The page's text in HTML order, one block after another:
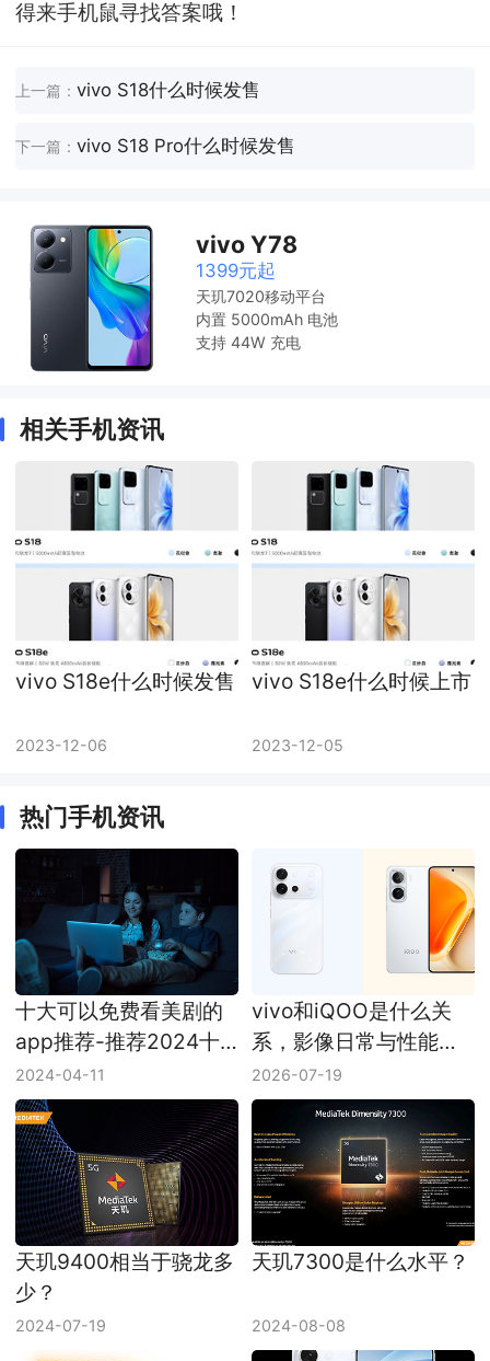
得来手机鼠寻找答案哦！
上一篇：vivo S18什么时候发售
下一篇：vivo S18 Pro什么时候发售
vivo Y78
1399元起
天玑7020移动平台
内置 5000mAh 电池
支持 44W 充电
相关手机资讯
vivo S18e什么时候发售
2023-12-06
vivo S18e什么时候上市
2023-12-05
热门手机资讯
十大可以免费看美剧的
app推荐-推荐2024十
款可以免费看美剧的
app
2024-04-11
vivo和iQOO是什么关
系，影像日常与性能游
戏定位拆开看
2026-07-19
天玑9400相当于骁龙多
少？
2024-07-19
天玑7300是什么水平？
2024-08-08